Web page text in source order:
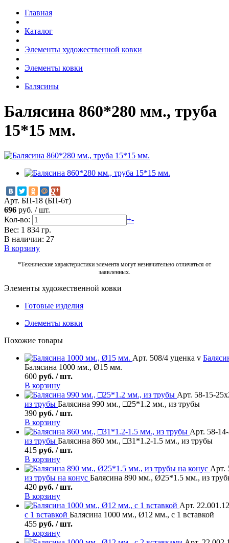
Главная
Каталог
Элементы художественной ковки
Элементы ковки
Балясины
Балясина 860*280 мм., труба
15*15 мм.
Арт. БП-18 (БП-6т)
696 руб. /шт.
Кол-во:
+-
Вес: 1 834 гр.
В наличии: 27
В корзину
*Технические характеристики элемента могут незначительно отличаться от
заявленных.
Элементы художественной ковки
Готовые изделия
Элементы ковки
Похожие товары
Арт. 508/4 уценка v
Балясина 1000 мм., Ø15 мм.
600 руб. / шт.
В корзину
Арт. 58-15-
из трубы Балясина 990 мм., □25*1.2 мм., из трубы
390 руб. / шт.
В корзину
Арт. 58-
из трубы Балясина 860 мм., □31*1.2-1.5 мм., из трубы
415 руб. / шт.
В корзину
Арт.
из трубы на конус Балясина 890 мм., Ø25*1.5 мм., из
420 руб. / шт.
В корзину
Арт. 22.001.12
с 1 вставкой Балясина 1000 мм., Ø12 мм., с 1 вставкой
455 руб. / шт.
В корзину